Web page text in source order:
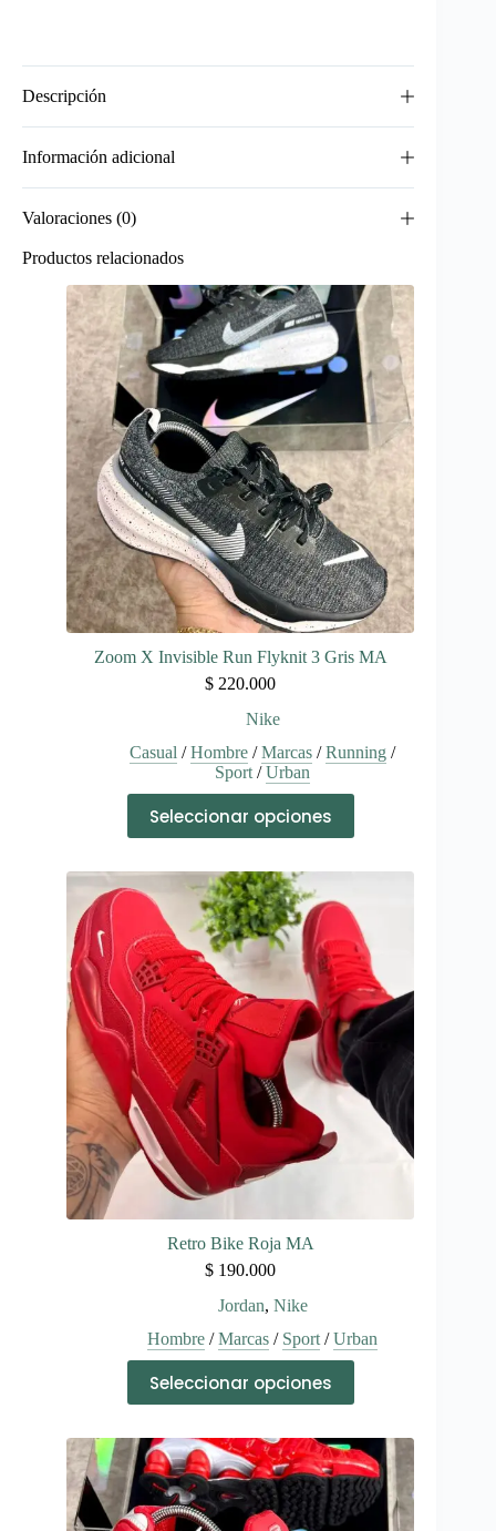
Descripción
Información adicional
Valoraciones (0)
Productos relacionados
Zoom X Invisible Run Flyknit 3 Gris MA
$ 220.000
Nike
Casual /Hombre /Marcas /Running /
Sport /Urban
Seleccionar opciones
producto
tiene
variantes.
Las
opciones
se
pueden
elegir
en
la
página
de
producto
Retro Bike Roja MA
$ 190.000
Jordan, Nike
Hombre /Marcas / Sport /Urban
Seleccionar opciones
producto
tiene
variantes.
Las
opciones
se